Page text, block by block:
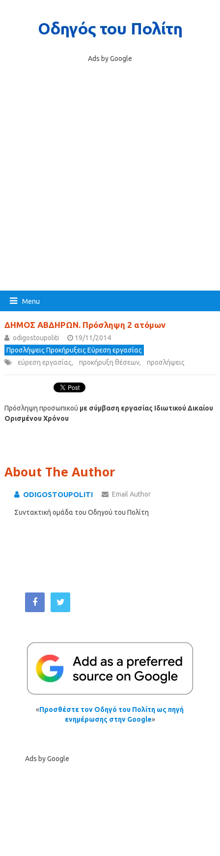
Ads by Google
Menu
ΔΗΜΟΣ ΑΒΔΗΡΩΝ. Πρόσληψη 2 ατόμων
odigostoupoliti
19/11/2014
Προσλήψεις Προκήρυξεις Εύρεση εργασίας
εύρεση εργασίας, προκήρυξη θέσεων, προσλήψεις
Πρόσληψη προσωπικού με σύμβαση εργασίας Ιδιωτικού Δικαίου
Ορισμένου Χρόνου
About The Author
ODIGOSTOUPOLITI Email Author
Συντακτική ομάδα του Οδηγού του Πολίτη
«Προσθέστε τον Οδηγό του Πολίτη ως πηγή
ενημέρωσης στην Google»
Ads by Google